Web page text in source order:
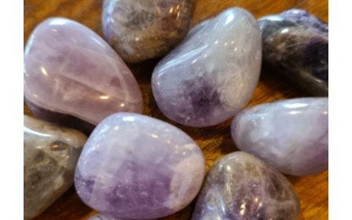
AGGIUNGI AL CARRELLO / DETTAGLI